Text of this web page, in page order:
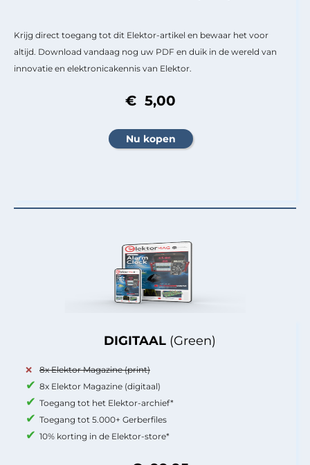
DIGITAAL (Green)
8x Elektor Magazine (print)
8x Elektor Magazine (digitaal)
Toegang tot het Elektor-archief*
Toegang tot 5.000+ Gerberfiles
10% korting in de Elektor-store*
Krijg direct toegang tot dit Elektor-artikel en bewaar het voor
altijd. Download vandaag nog uw PDF en duik in de wereld van
innovatie en elektronicakennis van Elektor.
€ 5,00